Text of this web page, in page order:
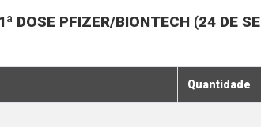
DOSE PFIZER/BIONTECH (24 DE
Quantidade